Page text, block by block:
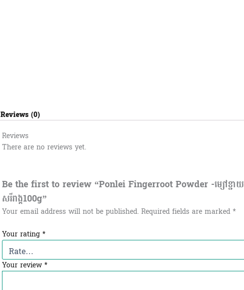
Reviews (0)
Reviews
There are no reviews yet.
Be the first to review “Ponlei Fingerroot Powder -ម្សៅខ្ជាយ
សរីរាង្គ100g”
Your email address will not be published. Required fields are marked *
Your rating *
Your review*